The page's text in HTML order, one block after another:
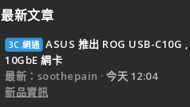
最新文章
3C.網通 ASUS 推出 ROG USB-C10G
10GbE 網卡
最新：soothepain
今天 12:04
新品資訊